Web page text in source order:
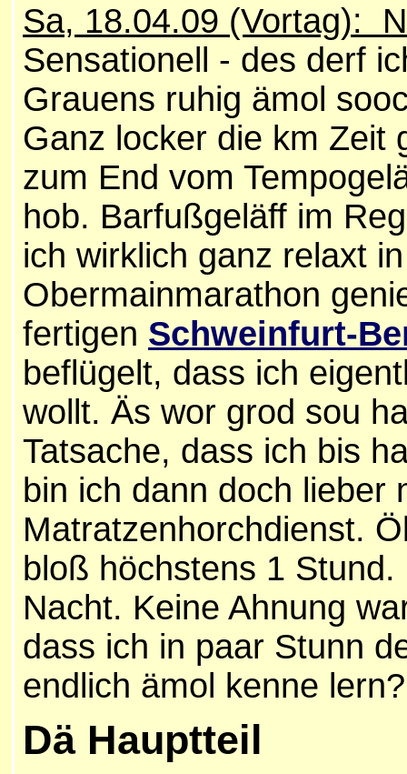
Sa, 18.04.09 (Vortag):
Sensationell - des derf
Grauens ruhig ämol
Ganz locker die km Zeit
zum End vom
hob. Barfußgeläff im
ich wirklich ganz relaxt
Obermainmarathon
fertigen Schweinfurt-
beflügelt, dass ich
wollt. Äs wor grod sou
Tatsache, dass ich bis
bin ich dann doch lieber
Matratzenhorchdienst.
bloß höchstens 1
Nacht. Keine Ahnung
dass ich in paar Stunn
endlich ämol kenne lern?
Dä Hauptteil